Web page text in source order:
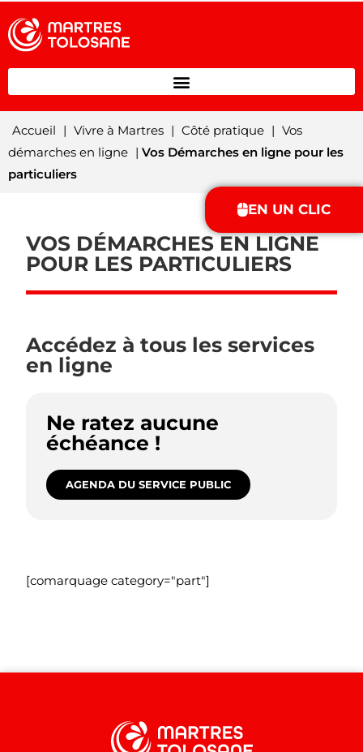
EN UN CLIC
Accueil | Vivre à Martres | Côté pratique | Vos
démarches en ligne | Vos Démarches en ligne pour les
particuliers
VOS DÉMARCHES EN LIGNE
POUR LES PARTICULIERS
Accédez à tous les services
en ligne
Ne ratez aucune
échéance !
AGENDA DU SERVICE PUBLIC
[comarquage category="part"]